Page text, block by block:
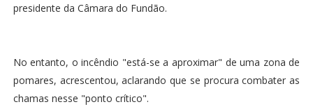
presidente da Câmara do Fundão.
No entanto, o incêndio "está-se a aproximar" de uma zona de
pomares, acrescentou, aclarando que se procura combater as
chamas nesse "ponto crítico".